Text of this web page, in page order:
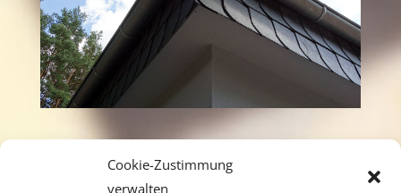
Cookie-Zustimmung
verwalten